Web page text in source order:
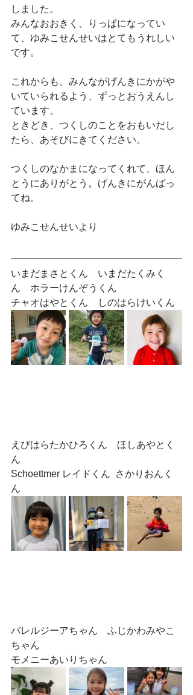
しました。
みんなおおきく、りっぱになってい
て、ゆみこせんせいはとてもうれしい
です。
これからも、みんながげんきにかがや
いていられるよう、ずっとおうえんし
ています。
ときどき、つくしのことをおもいだし
たら、あそびにきてください。
つくしのなかまになってくれて、ほん
とうにありがとう。げんきにがんばっ
てね。
ゆみこせんせいより
いまだまさとくん　いまだたくみく
ん　ホラーけんぞうくん
チャオはやとくん　しのはらけいくん
えびはらたかひろくん　ほしあやとく
ん
Schoettmer レイドくん  さかりおんく
ん
バレルジーアちゃん　ふじかわみやこ
ちゃん
モメニーあいりちゃん